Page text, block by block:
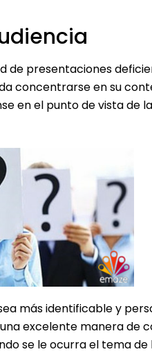
de presentaciones
concentrarse en su
en el punto de vista de
más identificable y
excelente manera
se le ocurra el tema